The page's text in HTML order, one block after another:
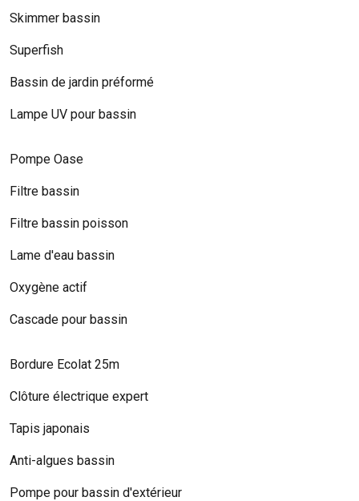
Skimmer bassin
Superfish
Bassin de jardin préformé
Lampe UV pour bassin
Pompe Oase
Filtre bassin
Filtre bassin poisson
Lame d'eau bassin
Oxygène actif
Cascade pour bassin
Bordure Ecolat 25m
Clôture électrique expert
Tapis japonais
Anti-algues bassin
Pompe pour bassin d'extérieur